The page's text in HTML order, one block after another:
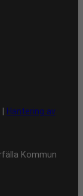
Hantering av